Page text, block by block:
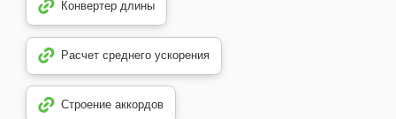
Конвертер длины
Расчет среднего ускорения
Строение аккордов